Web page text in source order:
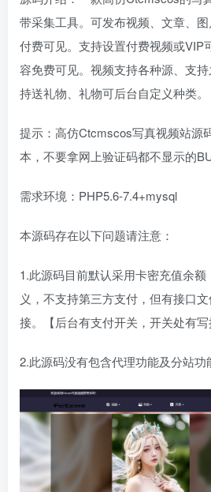
带采集工具。可发布视频、文章、图
付费可见。支持设置付费视频或VIP
容免费可见。视频支持各种源、支
持送礼物、礼物可后台自定义种类。
提示：高仿Ctcmscos写真视频站源
本，不要拿网上验证码都不显示的
需求环境：PHP5.6-7.4+mysql
本源码存在以下问题请注意：
1.此源码目前默认采用卡密充值余
义，不支持第三方支付，但有接口
接。【后台有支付开关，开关处有写
2.此源码没有包含代理功能及分站功